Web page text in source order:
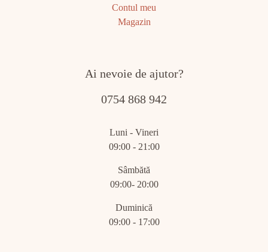
Contul meu
Magazin
Ai nevoie de ajutor?
0754 868 942
Luni - Vineri
09:00 - 21:00
Sâmbătă
09:00- 20:00
Duminică
09:00 - 17:00